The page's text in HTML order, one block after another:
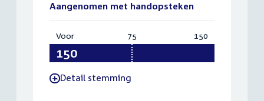
Aangenomen met handopsteken
Voor:
150
75 150
-Detail stemming